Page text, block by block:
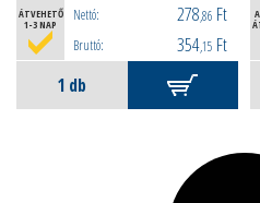
ÁTVEHETŐ
1-3 NAP
Nettó: 278,86 Ft
Bruttó: 354,15 Ft